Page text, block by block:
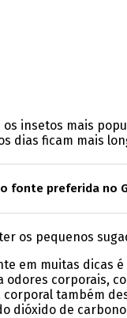
insetos mais
dias ficam mais
fonte preferida no
os pequenos
em muitas dicas
odores corporais,
também
dióxido de